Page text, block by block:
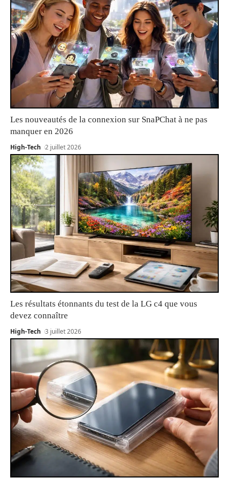
Les nouveautés de la connexion sur SnaPChat à ne pas
manquer en 2026
High-Tech 2 juillet 2026
Les résultats étonnants du test de la LG c4 que vous
devez connaître
High-Tech 3 juillet 2026